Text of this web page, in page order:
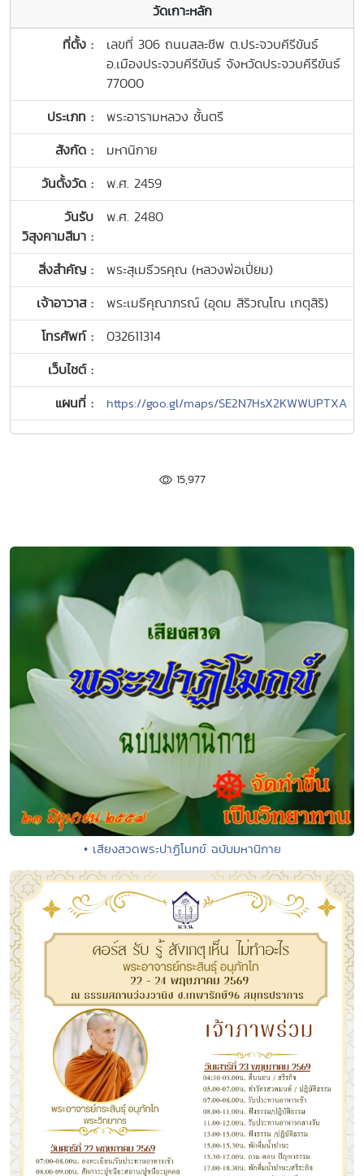
วัดเกาะหลัก
ที่ตั้ง :
เลขที่ 306 ถนนสละชีพ ต.ประจวบคีรีขันธ์
อ.เมืองประจวบคีรีขันธ์ จังหวัดประจวบคีรีขันธ์
77000
ประเภท :
พระอารามหลวง ชั้นตรี
สังกัด :
มหานิกาย
วันตั้งวัด :
พ.ศ. 2459
วันรับ
วิสุงคามสีมา :
พ.ศ. 2480
สิ่งสำคัญ :
พระสุเมธีวรคุณ (หลวงพ่อเปี่ยม)
เจ้าอาวาส :
พระเมธีคุณาภรณ์ (อุดม สิริวณฺโณ เกตุสิริ)
โทรศัพท์ :
032611314
เว็บไซต์ :
แผนที่ :
https://goo.gl/maps/SE2N7HsX2KWWUPTXA
15,977
• เสียงสวดพระปาฏิโมกข์ ฉบับมหานิกาย